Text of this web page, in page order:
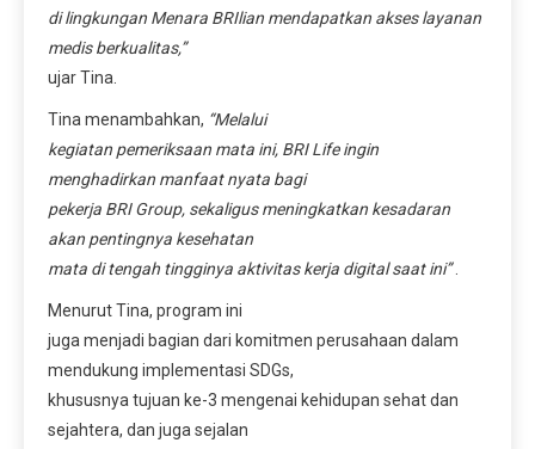
di lingkungan Menara BRIlian mendapatkan akses layanan
medis berkualitas,”
ujar Tina.
Tina menambahkan, “Melalui
kegiatan pemeriksaan mata ini, BRI Life ingin
menghadirkan manfaat nyata bagi
pekerja BRI Group, sekaligus meningkatkan kesadaran
akan pentingnya kesehatan
mata di tengah tingginya aktivitas kerja digital saat ini”.
Menurut Tina, program ini
juga menjadi bagian dari komitmen perusahaan dalam
mendukung implementasi SDGs,
khususnya tujuan ke-3 mengenai kehidupan sehat dan
sejahtera, dan juga sejalan